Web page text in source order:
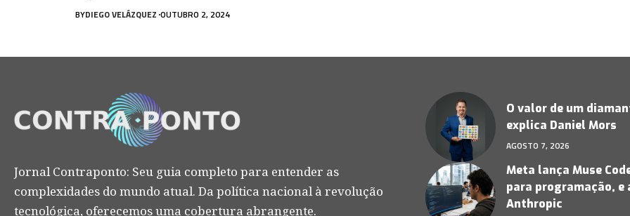
BYDIEGO VELÁZQUEZ OUTUBRO 2, 2024
Jornal Contraponto: Seu guia completo para entender as
complexidades do mundo atual. Da política nacional à revolução
tecnológica, oferecemos uma cobertura abrangente.
O valor de um
explica Daniel Mors
AGOSTO 7, 2026
Meta lança Muse
para programação, e
Anthropic